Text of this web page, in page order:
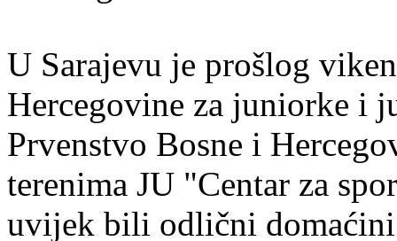
U Sarajevu je prošlog
Hercegovine za juniorke i
Prvenstvo Bosne i
terenima JU "Centar za
uvijek bili odlični